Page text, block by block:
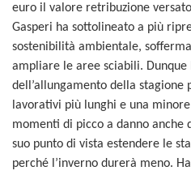
euro il valore retribuzione
Gasperi ha sottolineato a più
sostenibilità ambientale,
ampliare le aree sciabili. Dunque
dell’allungamento della
lavorativi più lunghi e una
momenti di picco a danno anche
suo punto di vista estendere le
perché l’inverno durerà meno.